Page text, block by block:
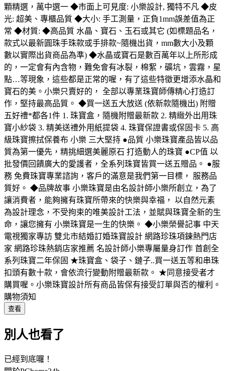
顆精選，萬中選一 ◆市面上可見度: 小樂設計, 獨特不凡 ◆皮
光: 超美、專櫃品質 ◆大小: 手工測量，正負1mm誤差值為正
常 ◆材質: ◆高品質 水晶、寶石、玉石或其它 (如標題品名，
款式以最新圓珠手珠款或手排款~隨機出貨，mm數大小及顆
數以實際出貨商品為準) ◆水晶或寶石是數百萬年以上所形成
的，一定會有內含物，難免會有冰裂，棉絮，礦坑，雲霧，星
點…等現象，這些都是正常的喔，有了這些特徵更增添水晶和
寶石的美。小樂只賣好的， 全部以專業珠寶師傳精心打造訂
作，堅持最高品質。 ◆買一送五大放送 (依新款隨機出) 附贈
五好禮*都各1件 1. 珠寶盒，隨機附贈最新款 2. 精緻外出用珠
寶小紗袋 3. 精美送禮外用紙提袋 4. 珠寶保證書或保固卡 5. 高
級珠寶擦拭保養布 小樂 三大堅持 ●品質 小樂珠寶產品皆以品
質為第一優先，精挑細選美麗原石 打造動人的珠寶 ●CP值 以
批發價回饋廣大的愛護者，全系列珠寶皆買一送五贈品。 ●服
務 免費珠寶專業諮詢，客戶的滿意是我們第一目標， 服務品
質好。 ◆品牌故事 小樂珠寶是由名設計師小樂所創立，為了
讓消費者，能夠擁有珠寶所帶來的快樂與幸福， 以自然元素
為設計理念，不受拘束的唯美設計工法，並賦與珠寶全新的生
命，讓您擁有 小樂珠寶是一生的快樂。 ◆小樂榮譽記事 中天
電視獨家專訪 雙北市結婚訂婚珠寶設計 網路珍珠項鍊熱門店
家 網路珍珠熱銷店家推薦 名設計師小樂專屬量身訂作 首創全
系列珠寶二年保固 ★珠寶盒、袋子、鏈子..買一送五等和串珠
扣頭有數十款，會依流行變動附贈最新款。 ★同意接受者才
購買喔。小樂珠寶設計所有商品皆保有接受訂單與否的權利。
購物須知
查看
別人也看了
已經到底囉！